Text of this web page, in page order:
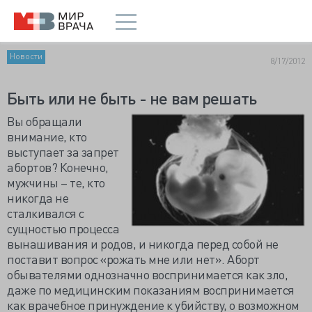
Новости 8/17/2012
Быть или не быть - не вам решать
Вы обращали
внимание, кто
выступает за запрет
абортов? Конечно,
мужчины – те, кто
никогда не
сталкивался с
сущностью процесса
вынашивания и родов, и никогда перед собой не
поставит вопрос «рожать мне или нет». Аборт
обывателями однозначно воспринимается как зло,
даже по медицинским показаниям воспринимается
как врачебное принуждение к убийству, о возможном